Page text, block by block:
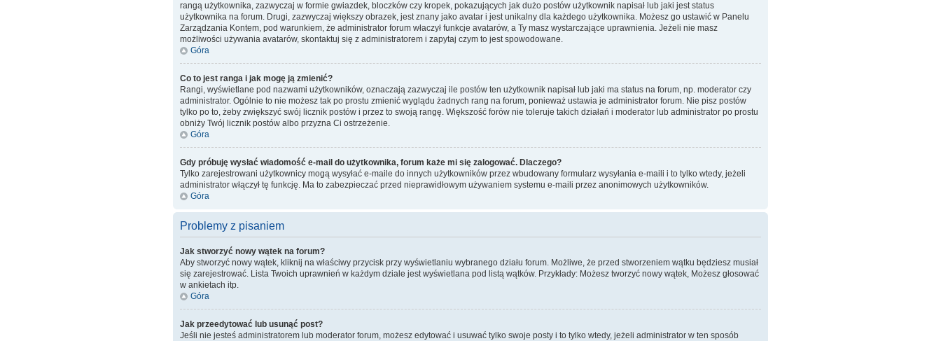
rangą użytkownika, zazwyczaj w formie gwiazdek, bloczków czy kropek, pokazujących jak dużo postów użytkownik napisał lub jaki jest status
użytkownika na forum. Drugi, zazwyczaj większy obrazek, jest znany jako avatar i jest unikalny dla każdego użytkownika. Możesz go ustawić w Panelu
Zarządzania Kontem, pod warunkiem, że administrator forum właczył funkcje avatarów, a Ty masz wystarczające uprawnienia. Jeżeli nie masz
możliwości używania avatarów, skontaktuj się z administratorem i zapytaj czym to jest spowodowane.
Góra
Co to jest ranga i jak mogę ją zmienić?
Rangi, wyświetlane pod nazwami użytkowników, oznaczają zazwyczaj ile postów ten użytkownik napisał lub jaki ma status na forum, np. moderator czy
administrator. Ogólnie to nie możesz tak po prostu zmienić wyglądu żadnych rang na forum, ponieważ ustawia je administrator forum. Nie pisz postów
tylko po to, żeby zwiększyć swój licznik postów i przez to swoją rangę. Większość forów nie toleruje takich działań i moderator lub administrator po prostu
obniży Twój licznik postów albo przyzna Ci ostrzeżenie.
Góra
Gdy próbuję wysłać wiadomość e-mail do użytkownika, forum każe mi się zalogować. Dlaczego?
Tylko zarejestrowani użytkownicy mogą wysyłać e-maile do innych użytkowników przez wbudowany formularz wysyłania e-maili i to tylko wtedy, jeżeli
administrator włączył tę funkcję. Ma to zabezpieczać przed nieprawidłowym używaniem systemu e-maili przez anonimowych użytkowników.
Góra
Problemy z pisaniem
Jak stworzyć nowy wątek na forum?
Aby stworzyć nowy wątek, kliknij na właściwy przycisk przy wyświetlaniu wybranego działu forum. Możliwe, że przed stworzeniem wątku będziesz musiał
się zarejestrować. Lista Twoich uprawnień w każdym dziale jest wyświetlana pod listą wątków. Przykłady: Możesz tworzyć nowy wątek, Możesz głosować
w ankietach itp.
Góra
Jak przeedytować lub usunąć post?
Jeśli nie jesteś administratorem lub moderator forum, możesz edytować i usuwać tylko swoje posty i to tylko wtedy, jeżeli administrator w ten sposób